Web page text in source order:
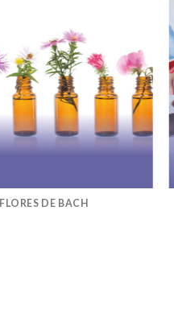
FLORES DE BACH